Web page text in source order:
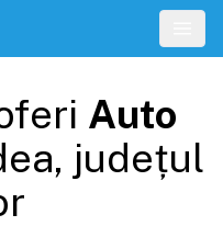
Auto
, județul